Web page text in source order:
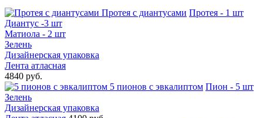
Протея с диантусами Протея - 1 шт
Диантус -3 шт
Матиола - 2 шт
Зелень
Дизайнерская упаковка
Лента атласная
4840 руб.
5 пионов с эвкалиптом Пион - 5 шт
Зелень
Дизайнерская упаковка